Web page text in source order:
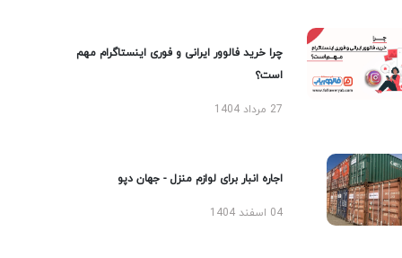
چرا خرید فالوور ایرانی و فوری اینستاگرام مهم
است؟
27 مرداد 1404
اجاره انبار برای لوازم منزل - جهان دپو
04 اسفند 1404